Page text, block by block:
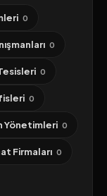
0
0
0
0
Yönetimleri 0
Firmaları 0